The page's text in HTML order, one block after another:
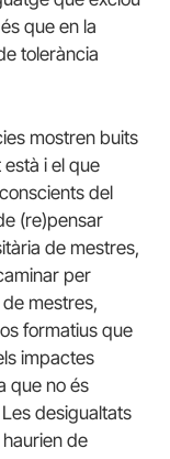
que en la
tolerància
mostren buits
i el que
del
(re)pensar
de mestres,
per
de mestres,
formatius que
impactes
que no és
desigualtats
de